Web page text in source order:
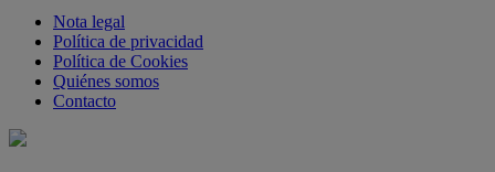
Nota legal
Política de privacidad
Política de Cookies
Quiénes somos
Contacto